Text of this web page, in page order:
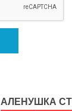
АЛЕНУШКА